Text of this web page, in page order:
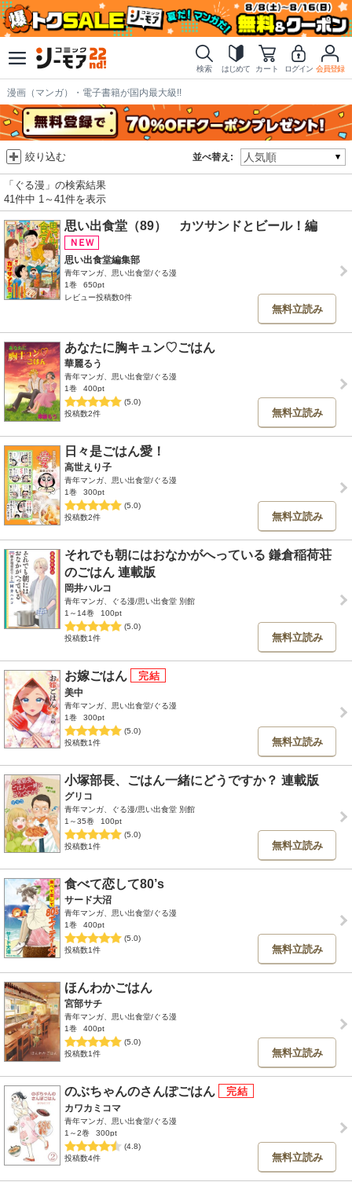
検索 はじめて カート ログイン 会員登録
漫画（マンガ）・電子書籍が国内最大級!!
並べ替え:
絞り込む
「ぐる漫」の検索結果
41件中 1～41件を表示
思い出食堂（89） カツサンドとビール！編
思い出食堂編集部
青年マンガ、思い出食堂/ぐる漫
1巻
650pt
レビュー投稿数0件
無料立読み
あなたに胸キュン♡ごはん
華麗るう
青年マンガ、思い出食堂/ぐる漫
1巻
400pt
(5.0)
投稿数2件
無料立読み
日々是ごはん愛！
高世えり子
青年マンガ、思い出食堂/ぐる漫
1巻
300pt
(5.0)
投稿数2件
無料立読み
それでも朝にはおなかがへっている 鎌倉稲荷荘
のごはん 連載版
岡井ハルコ
青年マンガ、ぐる漫/思い出食堂 別館
1～14巻
100pt
(5.0)
投稿数1件
無料立読み
お嫁ごはん
美中
青年マンガ、思い出食堂/ぐる漫
1巻
300pt
(5.0)
投稿数1件
無料立読み
小塚部長、ごはん一緒にどうですか？ 連載版
グリコ
青年マンガ、ぐる漫/思い出食堂 別館
1～35巻
100pt
(5.0)
投稿数1件
無料立読み
食べて恋して80’s
サード大沼
青年マンガ、思い出食堂/ぐる漫
1巻
400pt
(5.0)
投稿数1件
無料立読み
ほんわかごはん
宮部サチ
青年マンガ、思い出食堂/ぐる漫
1巻
400pt
(5.0)
投稿数1件
無料立読み
のぶちゃんのさんぽごはん
カワカミコマ
青年マンガ、思い出食堂/ぐる漫
1～2巻
300pt
(4.8)
投稿数4件
無料立読み